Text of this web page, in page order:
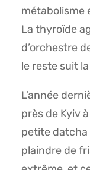
métabolisme
La thyroïde
d’orchestre
le reste suit
L’année
près de Kyiv
petite datcha
plaindre de